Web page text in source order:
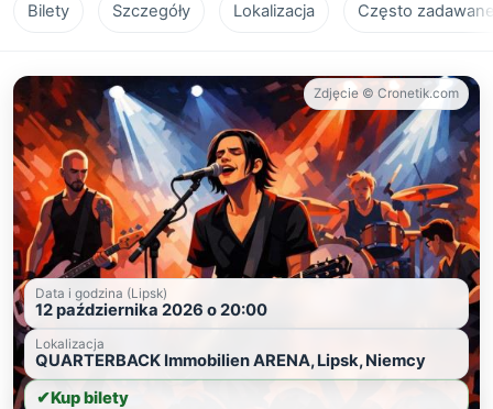
Bilety Szczegóły Lokalizacja Często
Zdjęcie © Cronetik.com
Data i godzina (Lipsk)
12 października 2026 o 20:00
Lokalizacja
QUARTERBACK Immobilien ARENA, Lipsk, Niemcy
✔Kup bilety